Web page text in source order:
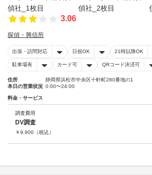
3.06
探偵・興信所
出張・訪問対応 日祝OK 21時以降OK
駐車場有 カード可 QRコード決済可
住所
静岡県浜松市中央区十軒町280番地の1
本日の営業状況 0:00〜24:00
料金・サービス
調査費用
DV調査
￥9,900 （税込）